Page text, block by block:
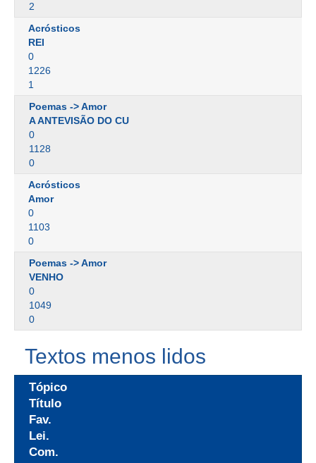
2
Acrósticos
REI
0
1226
1
Poemas -> Amor
A ANTEVISÃO DO CU
0
1128
0
Acrósticos
Amor
0
1103
0
Poemas -> Amor
VENHO
0
1049
0
Textos menos lidos
Tópico
Título
Fav.
Lei.
Com.